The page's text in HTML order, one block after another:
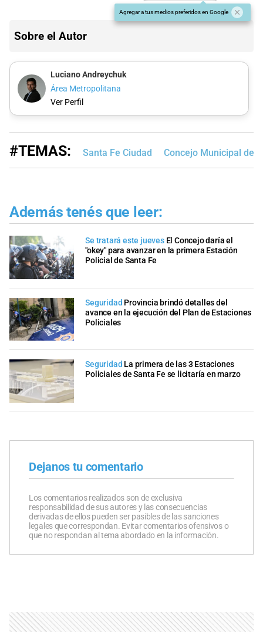
Agregar a tus medios preferidos en Google
Sobre el Autor
Luciano Andreychuk
Área Metropolitana
Ver Perfil
#TEMAS: Santa Fe Ciudad Concejo Municipal de
Además tenés que leer:
Se tratará este jueves El Concejo daría el
"okey" para avanzar en la primera Estación
Policial de Santa Fe
Seguridad Provincia brindó detalles del
avance en la ejecución del Plan de Estaciones
Policiales
Seguridad La primera de las 3 Estaciones
Policiales de Santa Fe se licitaría en marzo
Dejanos tu comentario
Los comentarios realizados son de exclusiva
responsabilidad de sus autores y las consecuencias
derivadas de ellos pueden ser pasibles de las sanciones
legales que correspondan. Evitar comentarios ofensivos o
que no respondan al tema abordado en la información.